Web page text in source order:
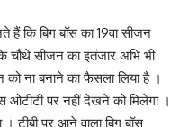
कि बिग बॉस का 19वा सीजन
चौथे सीजन का इतंजार अभि भी
ना बनाने का फैसला लिया है ।
ओटीटी पर नहीं देखने को मिलेगा ।
टीबी पर आने वाला बिग बॉस